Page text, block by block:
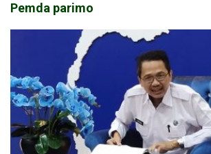
Pemda parimo